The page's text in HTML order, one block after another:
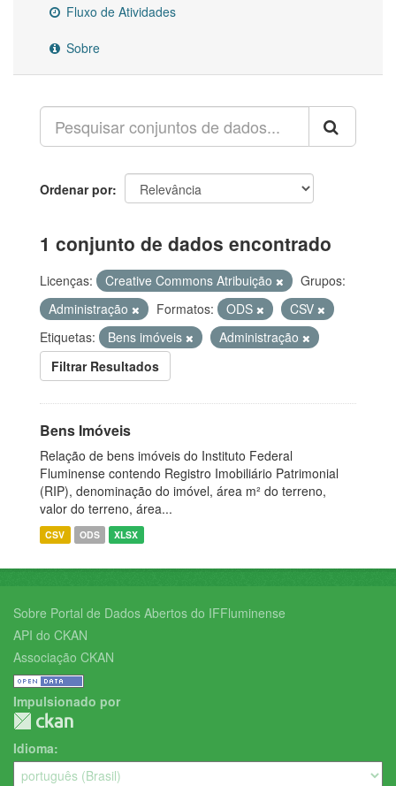
Fluxo de Atividades
Sobre
Ordenar por
1 conjunto de dados encontrado
Licenças: Creative Commons Atribuição
Grupos:
Administração
Formatos: ODS
CSV
Etiquetas:
Bens imóveis
Administração
Filtrar Resultados
Bens Imóveis
Relação de bens imóveis do Instituto Federal
Fluminense contendo Registro Imobiliário Patrimonial
(RIP), denominação do imóvel, área m² do terreno,
valor do terreno, área...
CSV ODS XLSX
Sobre Portal de Dados Abertos do IFFluminense
API do CKAN
Associação CKAN
Impulsionado por
Idioma